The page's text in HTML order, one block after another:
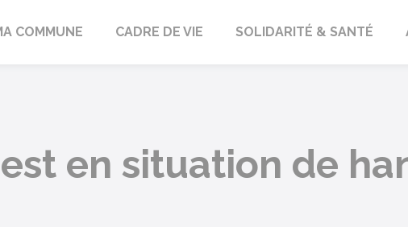
lès-Forbach
COMMUNE CADRE DE VIE SOLIDARITÉ & SANTÉ
en situation de